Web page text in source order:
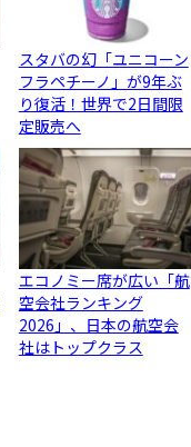
スタバの幻「ユニコーン
フラペチーノ」が9年ぶ
り復活！世界で2日間限
定販売へ
エコノミー席が広い「航
空会社ランキング
2026」、日本の航空会
社はトップクラス